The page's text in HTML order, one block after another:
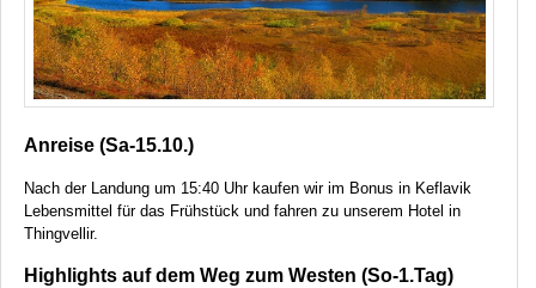
Anreise (Sa-15.10.)
Nach der Landung um 15:40 Uhr kaufen wir im Bonus in Keflavik
Lebensmittel für das Frühstück und fahren zu unserem Hotel in
Thingvellir.
Highlights auf dem Weg zum Westen (So-1.Tag)